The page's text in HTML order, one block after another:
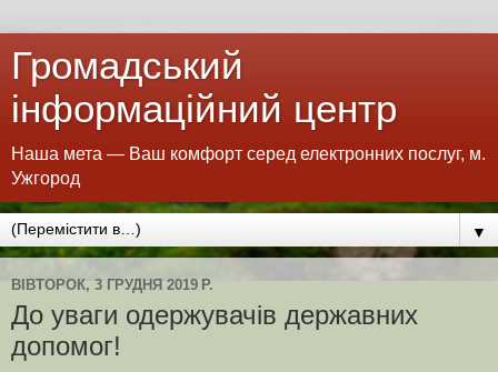
Громадський
інформаційний центр
Наша мета — Ваш комфорт серед електронних послуг, м.
Ужгород
▼
ВІВТОРОК, 3 ГРУДНЯ 2019 Р.
До уваги одержувачів державних
допомог!